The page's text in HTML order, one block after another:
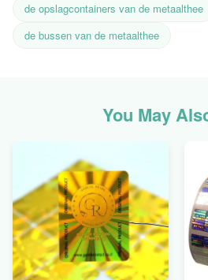
de opslagcontainers van de metaalthee
de bussen van de metaalthee
You May